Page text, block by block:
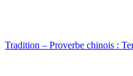
Tradition – Proverbe chinois :